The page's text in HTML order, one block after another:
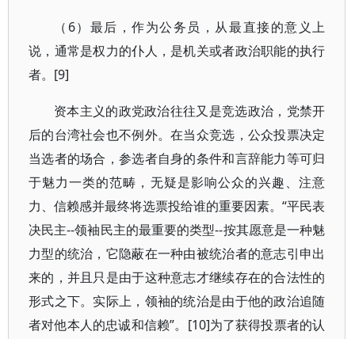
（6）最后，作为公务员，从最直接的意义上
说，通常是权力的仆人，是机关或者政治职能的执行
者。[9]
资本主义的政党政治往往又是竞选政治，党禁开
后的台湾社会也不例外。在当众竞选，公众投票决定
当选者的场合，参选者自身的条件和言辞能力等可归
于魅力一类的范畴，无疑是影响公众的兴趣、注意
力、信赖感并最终将选票投给谁的重要因素。“平民表
决民主--领袖民主的最重要的类型--按其愿意是一种魅
力型的统治，它隐蔽在一种由被统治者的意志引申出
来的，并且只是由于这种意志才继续存在的合法性的
形式之下。实际上，领袖的统治是由于他的政治追随
者对他本人的忠诚和信赖”。[10]为了获得投票者的认